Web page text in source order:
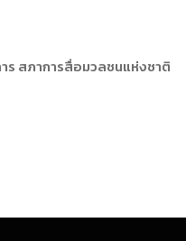
ร สภาการสื่อมวลชนแห่งชาติ